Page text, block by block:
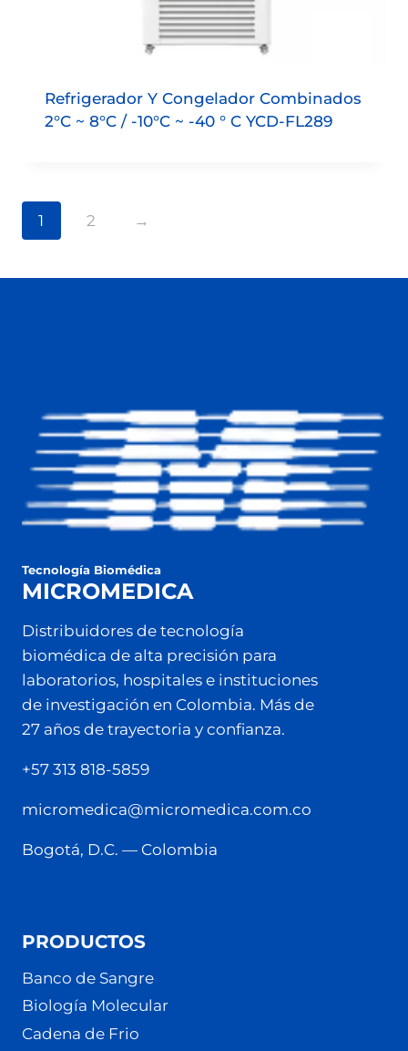
Refrigerador Y Congelador Combinados
2°C ~ 8°C / -10°C ~ -40 ° C YCD-FL289
1 2 →
Tecnología Biomédica
MICROMEDICA
Distribuidores de tecnología
biomédica de alta precisión para
laboratorios, hospitales e instituciones
de investigación en Colombia. Más de
27 años de trayectoria y confianza.
+57 313 818-5859
micromedica@micromedica.com.co
Bogotá, D.C. — Colombia
PRODUCTOS
Banco de Sangre
Biología Molecular
Cadena de Frio